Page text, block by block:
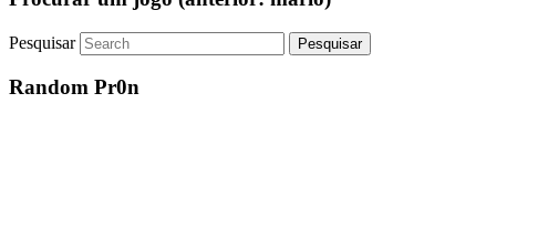
Pesquisar
Random Pr0n